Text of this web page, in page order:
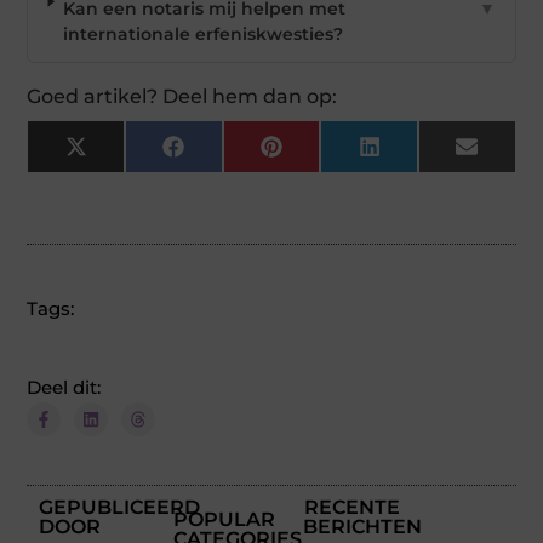
Kan een notaris mij helpen met
internationale erfeniskwesties?
▼
Goed artikel? Deel hem dan op:
X
(Twitter)
Facebook Pinterest LinkedIn Email
Tags:
Deel dit:
GEPUBLICEERD
DOOR
POPULAR
RECENTE
BERICHTEN